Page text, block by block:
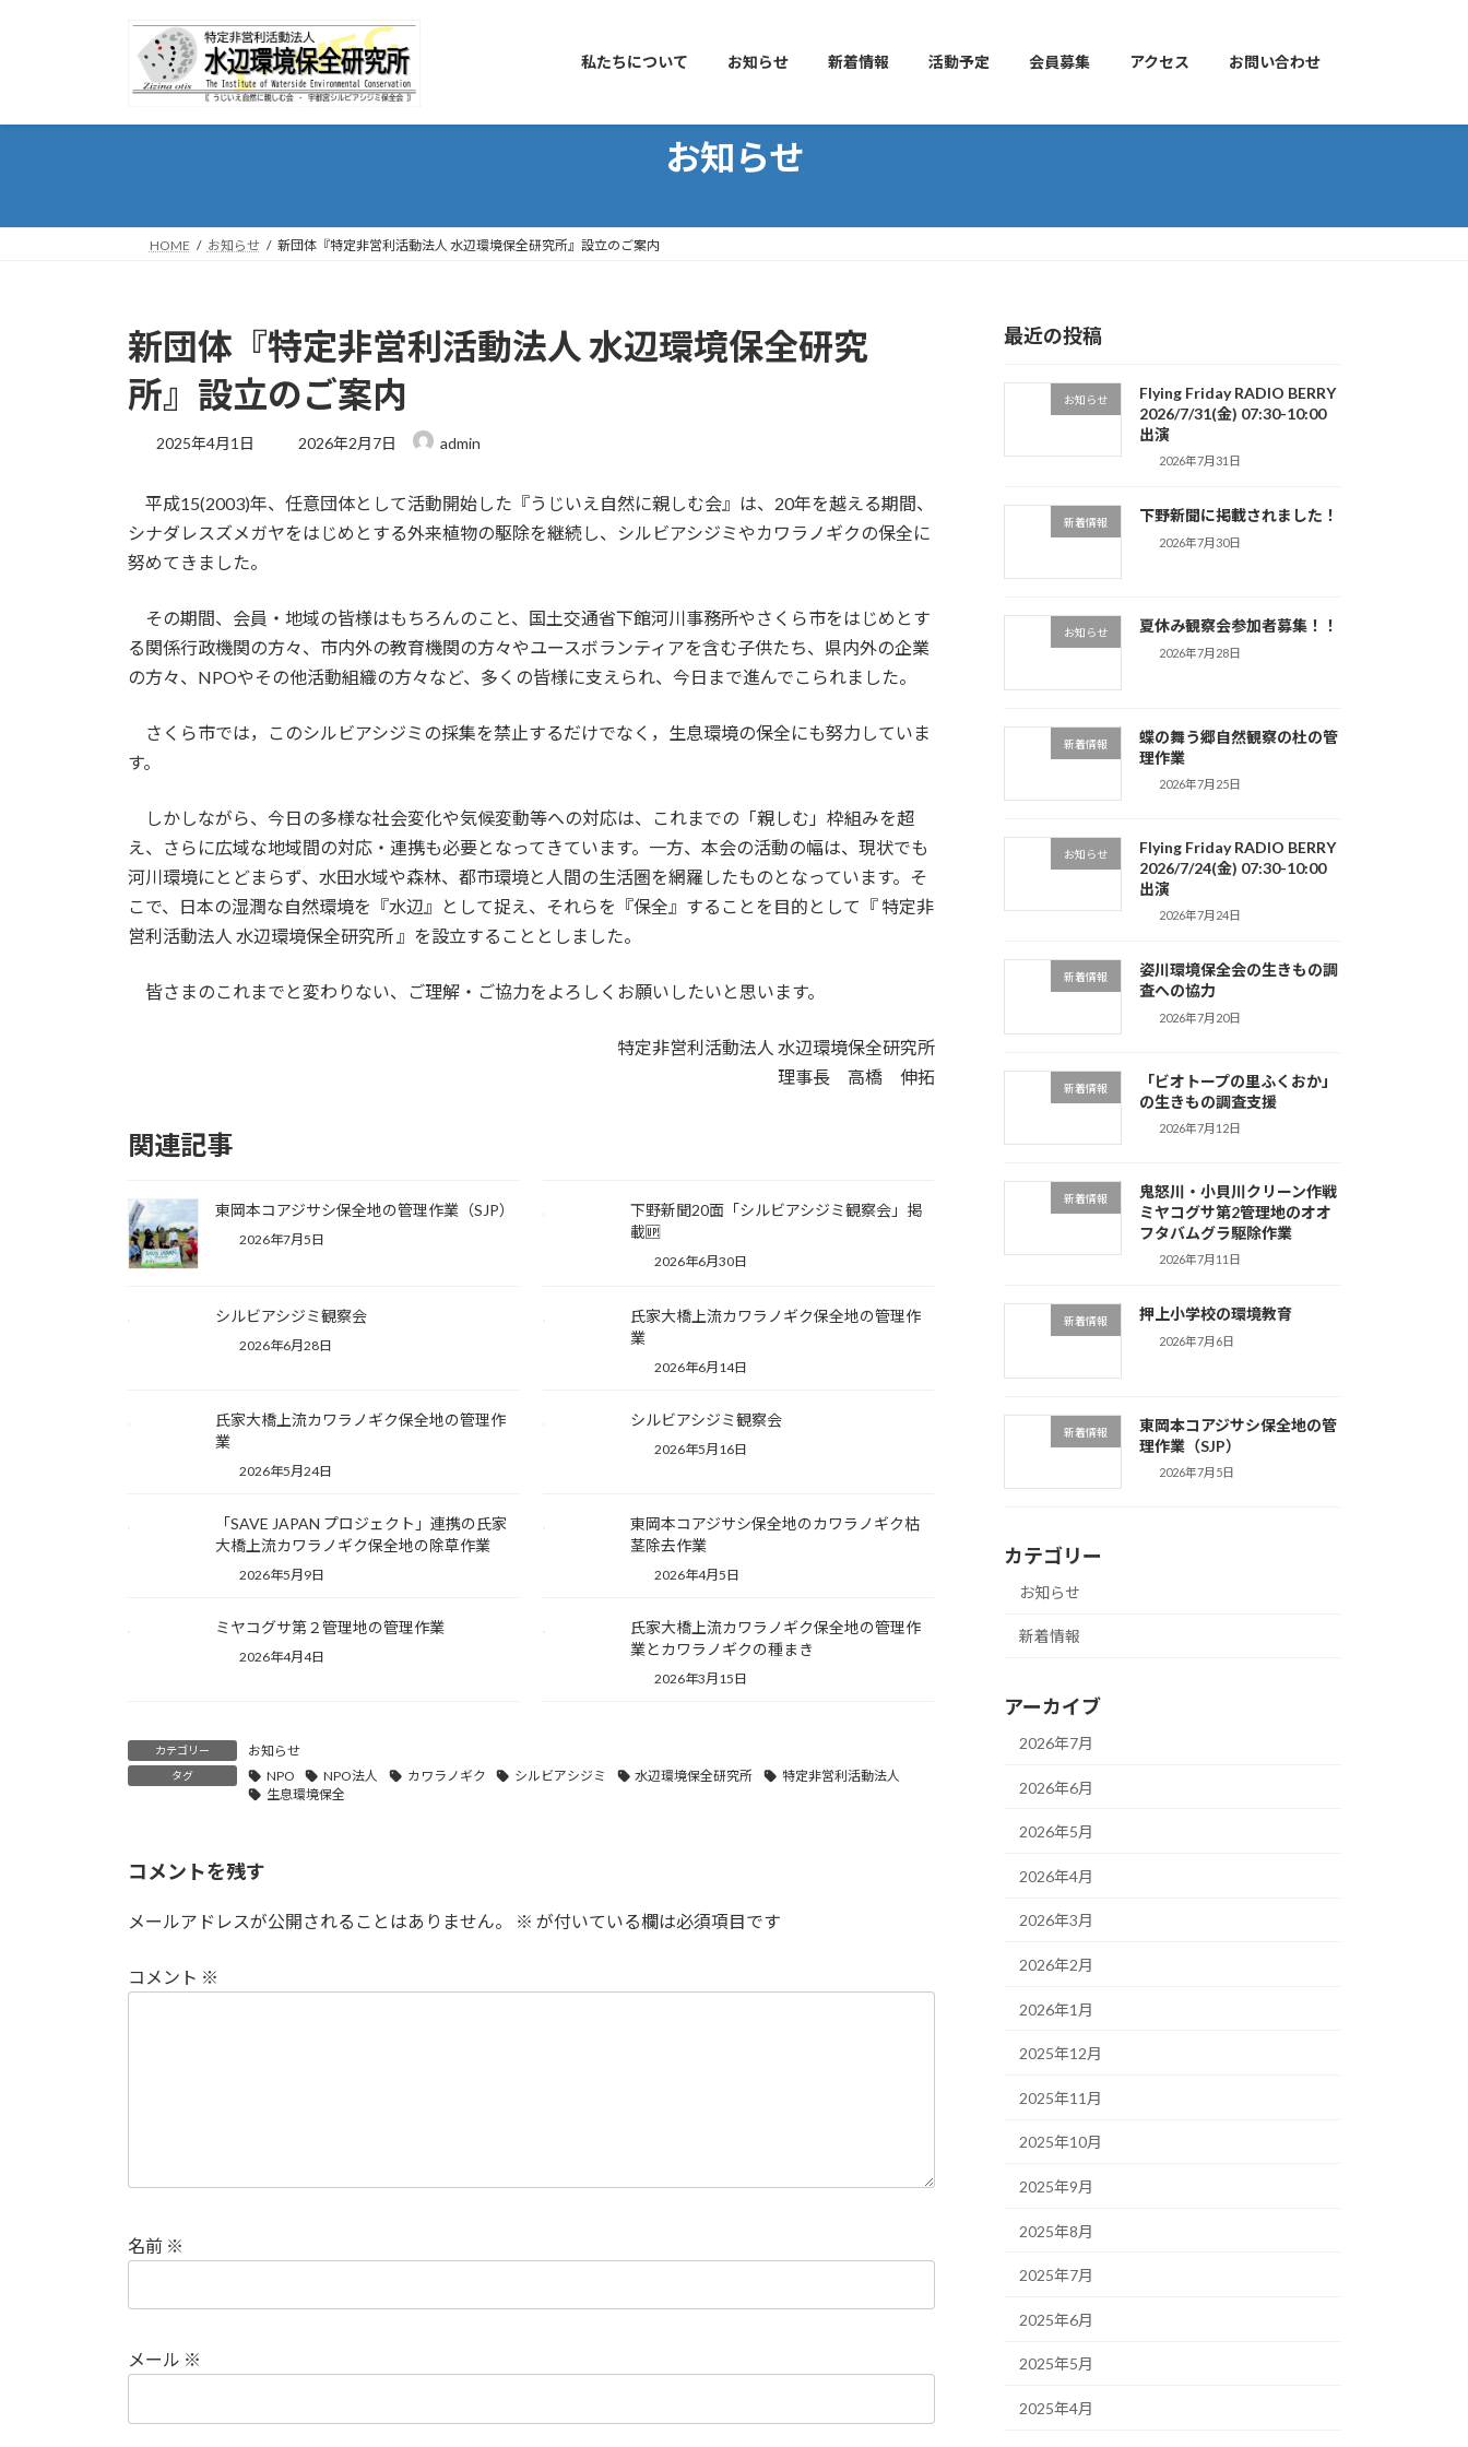
ン
へ
ビ
ョ
私たちについて お知らせ 新着情報 活動予定 会員募集 アクセス お問い合わせ
お知らせ
HOME お知らせ 新団体『特定非営利活動法人 水辺環境保全研究所』設立のご案内
新団体『特定非営利活動法人 水辺環境保全研究
所』設立のご案内
2025年4月1日
最
新
日
時
2026年2月7日 admin
平成15(2003)年、任意団体として活動開始した『うじいえ自然に親しむ会』は、20年を越える期間、
シナダレスズメガヤをはじめとする外来植物の駆除を継続し、シルビアシジミやカワラノギクの保全に
努めてきました。
その期間、会員・地域の皆様はもちろんのこと、国土交通省下館河川事務所やさくら市をはじめとす
る関係行政機関の方々、市内外の教育機関の方々やユースボランティアを含む子供たち、県内外の企業
の方々、NPOやその他活動組織の方々など、多くの皆様に支えられ、今日まで進んでこられました。
さくら市では，このシルビアシジミの採集を禁止するだけでなく，生息環境の保全にも努力していま
す。
しかしながら、今日の多様な社会変化や気候変動等への対応は、これまでの「親しむ」枠組みを超
え、さらに広域な地域間の対応・連携も必要となってきています。一方、本会の活動の幅は、現状でも
河川環境にとどまらず、水田水域や森林、都市環境と人間の生活圏を網羅したものとなっています。そ
こで、日本の湿潤な自然環境を『水辺』として捉え、それらを『保全』することを目的として『 特定非
営利活動法人 水辺環境保全研究所 』を設立することとしました。
皆さまのこれまでと変わりない、ご理解・ご協力をよろしくお願いしたいと思います。
特定非営利活動法人 水辺環境保全研究所
理事長 高橋 伸拓
関連記事
東岡本コアジサシ保全地の管理作業（SJP）
2026年7月5日
下野新聞20面「シルビアシジミ観察会」掲
載🆙
2026年6月30日
シルビアシジミ観察会
2026年6月28日
氏家大橋上流カワラノギク保全地の管理作
業
2026年6月14日
氏家大橋上流カワラノギク保全地の管理作
業
2026年5月24日
シルビアシジミ観察会
2026年5月16日
「SAVE JAPAN プロジェクト」連携の氏家
大橋上流カワラノギク保全地の除草作業
2026年5月9日
東岡本コアジサシ保全地のカワラノギク枯
茎除去作業
2026年4月5日
ミヤコグサ第２管理地の管理作業
2026年4月4日
氏家大橋上流カワラノギク保全地の管理作
業とカワラノギクの種まき
2026年3月15日
カテゴリー お知らせ
タグ NPO NPO法人 カワラノギク シルビアシジミ 水辺環境保全研究所
特定非営利活動法人
生息環境保全
コメントを残す
メールアドレスが公開されることはありません。 ※ が付いている欄は必須項目です
コメント ※
名前 ※
メール ※
最近の投稿
お知らせ
Flying Friday RADIO BERRY
2026/7/31(金) 07:30-10:00
出演
2026年7月31日
新着情報 下野新聞に掲載されました！
2026年7月30日
お知らせ 夏休み観察会参加者募集！！
2026年7月28日
新着情報
蝶の舞う郷自然観察の杜の管
理作業
2026年7月25日
お知らせ
Flying Friday RADIO BERRY
2026/7/24(金) 07:30-10:00
出演
2026年7月24日
新着情報
姿川環境保全会の生きもの調
査への協力
2026年7月20日
新着情報
「ビオトープの里ふくおか」
の生きもの調査支援
2026年7月12日
新着情報
鬼怒川・小貝川クリーン作戦
ミヤコグサ第2管理地のオオ
フタバムグラ駆除作業
2026年7月11日
新着情報 押上小学校の環境教育
2026年7月6日
新着情報
東岡本コアジサシ保全地の管
理作業（SJP）
2026年7月5日
カテゴリー
お知らせ
新着情報
アーカイブ
2026年7月
2026年6月
2026年5月
2026年4月
2026年3月
2026年2月
2026年1月
2025年12月
2025年11月
2025年10月
2025年9月
2025年8月
2025年7月
2025年6月
2025年5月
2025年4月